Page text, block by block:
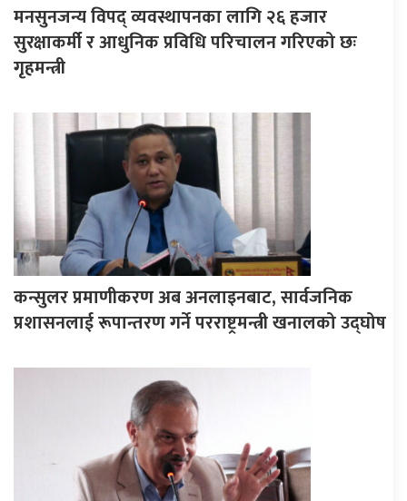
मनसुनजन्य विपद् व्यवस्थापनका लागि २६ हजार
सुरक्षाकर्मी र आधुनिक प्रविधि परिचालन गरिएको छः
गृहमन्त्री
कन्सुलर प्रमाणीकरण अब अनलाइनबाट, सार्वजनिक
प्रशासनलाई रूपान्तरण गर्ने परराष्ट्रमन्त्री खनालको उद्घोष